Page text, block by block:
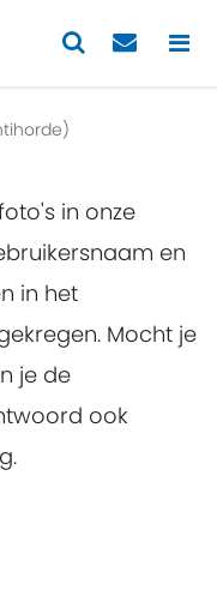
in onze
en
in het
Mocht je
je de
ook